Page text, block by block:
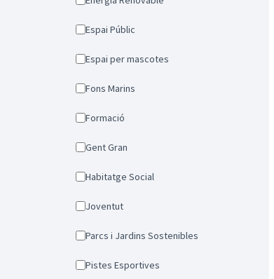
Espai Públic
Espai per mascotes
Fons Marins
Formació
Gent Gran
Habitatge Social
Joventut
Parcs i Jardins Sostenibles
Pistes Esportives